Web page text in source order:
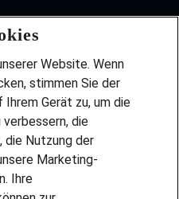
Website. Wenn
stimmen Sie der
Gerät zu, um die
die
die Nutzung der
Marketing-
Ihre